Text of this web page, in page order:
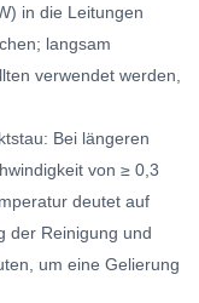
in die Leitungen
langsam
verwendet werden,
Bei längeren
von ≥ 0,3
deutet auf
der Reinigung und
um eine Gelierung